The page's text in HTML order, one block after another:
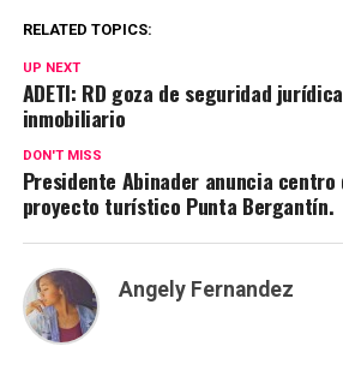
RELATED TOPICS:
UP NEXT
ADETI: RD goza de seguridad
inmobiliario
DON'T MISS
Presidente Abinader anuncia centro
proyecto turístico Punta Bergantín.
Angely Fernandez